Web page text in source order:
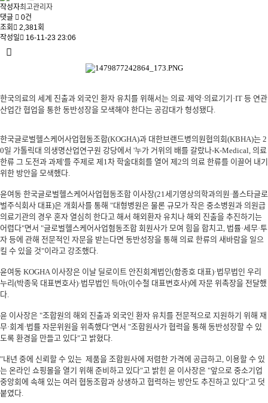
작성자최고관리자
댓글
0건
조회
2,381회
작성일
16-11-23 23:06
한국의료의 세계 진출과 외국인 환자 유치를 위해서는 의료·제약·의료기기·IT 등 연관
산업간 협업을 통한 동반성장을 모색해야 한다는 공감대가 형성됐다.
한국글로벌헬스케어사업협동조합(KOGHA)과 대한브랜드병의원협의회(KBHA)는 2
0일 가톨릭대 의생명산업연구원 강당에서 '누가 거위의 배를 갈랐나-K-Medical, 의료
한류 그 도전과 과제'를 주제로 제1차 학술대회를 열어 제2의 의료 한류를 이끌어 내기
위한 방안을 모색했다.
윤여동 한국글로벌헬스케어사업협동조합 이사장(21세기영상의학과의원·폴스타글로
벌주식회사 대표)은 개회사를 통해 "대형병원은 물론 규모가 작은 중소병원과 의원급
의료기관의 경우 혼자 열심히 한다고 해서 해외환자 유치나 해외 진출을 추진하기는
어렵다"면서 "글로벌헬스케어사업혐동조합 회원사가 모여 힘을 합치고, 법률·세무·투
자 등에 관해 전문적인 자문을 받는다면 동반성장을 통해 의료 한류의 새바람을 일으
킬 수 있을 것"이라고 강조했다.
윤여동 KOGHA 이사장은 이날 딜로이트 안진회계법인(함종호 대표)·법무법인 우리
누리(박종욱 대표변호사)·법무법인 득아(이수철 대표변호사)에 자문 위촉장을 전달했
다.
윤 이사장은 "조합원의 해외 진출과 외국인 환자 유치를 전문적으로 지원하기 위해 재
무·회계·법률 자문위원을 위촉했다"면서 "조합원사가 협력을 통해 동반성장할 수 있
도록 환경을 만들고 있다"고 밝혔다.
"내년 중에 신뢰할 수 있는 제품을 조합원사에 저렴한 가격에 공급하고, 이용할 수 있
는 온라인 쇼핑몰을 열기 위해 준비하고 있다"고 밝힌 윤 이사장은 "앞으로 중소기업
중앙회에 속해 있는 여러 협동조합과 상생하고 협력하는 방안도 추진하고 있다"고 덧
붙였다.